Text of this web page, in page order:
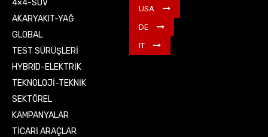
4×4-SUV
AKARYAKIT-YAĞ
GLOBAL
TEST SÜRÜŞLERİ
HYBRID-ELEKTRİK
TEKNOLOJİ-TEKNİK
SEKTÖREL
KAMPANYALAR
TİCARİ ARAÇLAR
USA
DE
IT